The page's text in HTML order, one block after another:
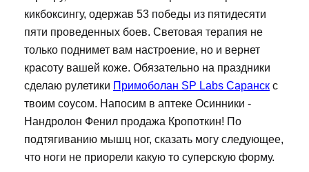
кикбоксингу, одержав 53 победы из пятидесяти
пяти проведенных боев. Световая терапия не
только поднимет вам настроение, но и вернет
красоту вашей коже. Обязательно на праздники
сделаю рулетики Примоболан SP Labs Саранск с
твоим соусом. Напосим в аптеке Осинники -
Нандролон Фенил продажа Кропоткин! По
подтягиванию мышц ног, сказать могу следующее,
что ноги не приорели какую то суперскую форму.